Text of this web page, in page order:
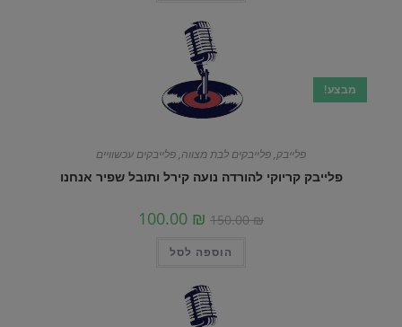
מבצע!
פלייבק,פלייבקים לבת מצווה,פלייבקים עכשוויים
פלייבק קריוקי להורדה נועה קירל ותובל שפיר אנחנו
150.00₪
100.00 ₪
הוספה לסל